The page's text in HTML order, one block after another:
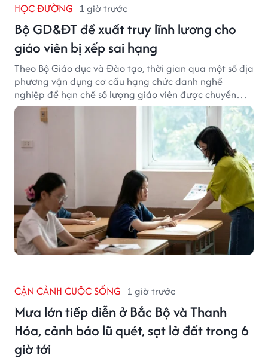
HỌC ĐƯỜNG 1 giờ trước
Bộ GD&ĐT đề xuất truy lĩnh lương cho
giáo viên bị xếp sai hạng
Theo Bộ Giáo dục và Đào tạo, thời gian qua một số địa
phương vận dụng cơ cấu hạng chức danh nghề
nghiệp để hạn chế số lượng giáo viên được chuyển
xếp từ hạng cũ sang hạng tương ứng theo quy định
mới, gây những bất cập.
CẬN CẢNH CUỘC SỐNG 1 giờ trước
Mưa lớn tiếp diễn ở Bắc Bộ và Thanh
Hóa, cảnh báo lũ quét, sạt lở đất trong 6
giờ tới